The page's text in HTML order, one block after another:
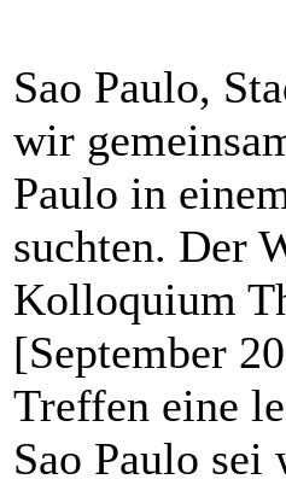
Sao Paulo,
wir
Paulo in
suchten. Der
Kolloquium
[September
Treffen eine
Sao Paulo